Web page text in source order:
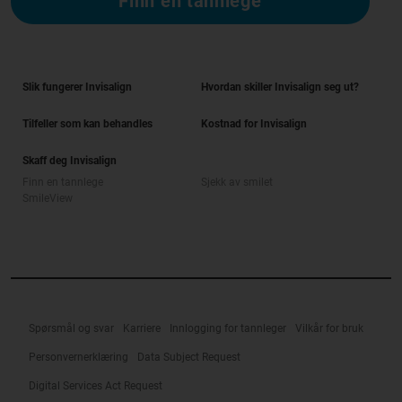
Slik fungerer Invisalign Hvordan skiller Invisalign seg ut?
Tilfeller som kan behandles Kostnad for Invisalign
Skaff deg Invisalign
Spørsmål og svar Karriere Innlogging for tannleger Vilkår for bruk
Personvernerklæring Data Subject Request
Digital Services Act Request